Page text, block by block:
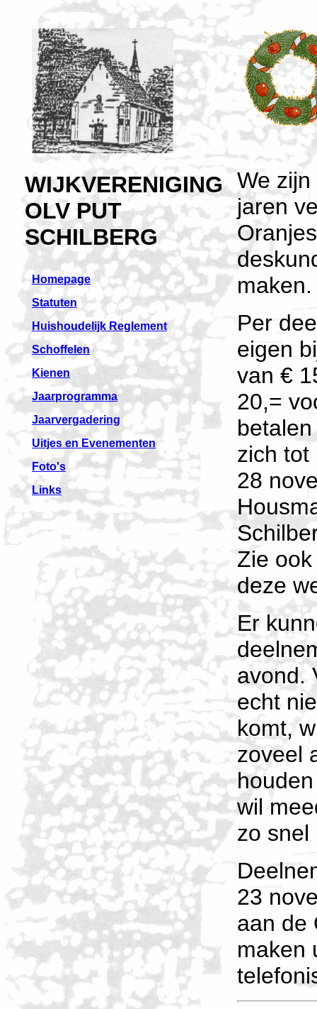
WIJKVERENIGING
OLV PUT
SCHILBERG
Homepage
Statuten
Huishoudelijk Reglement
Schoffelen
Kienen
Jaarprogramma
Jaarvergadering
Uitjes en Evenementen
Foto's
Links
We
jaren
maken.
Per
eigen
van €
20,=
zich tot
28
Zie
deze
Er
avond.
echt
komt,
zoveel
wil
zo snel
23
aan de
maken